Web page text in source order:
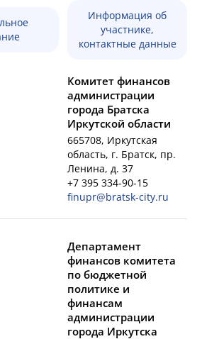
Информация об
участнике,
контактные данные
Комитет финансов
администрации
города Братска
Иркутской области
665708, Иркутская
область, г. Братск, пр.
Ленина, д. 37
+7 395 334-90-15
finupr@bratsk-city.ru
Департамент
финансов комитета
по бюджетной
политике и
финансам
администрации
города Иркутска